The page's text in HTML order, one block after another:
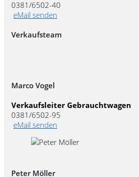
0381/6502-40
eMail senden
Verkaufsteam
Marco Vogel
Verkaufsleiter Gebrauchtwagen
0381/6502-95
eMail senden
Peter Möller